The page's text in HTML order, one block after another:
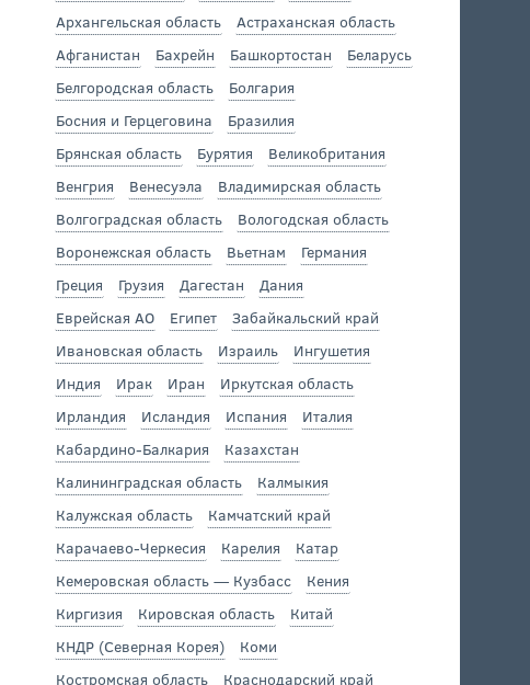
Архангельская область
Астраханская область
Афганистан
Бахрейн Башкортостан
Беларусь
Белгородская область
Болгария
Босния и Герцеговина
Бразилия
Брянская область
Бурятия
Великобритания
Венгрия
Венесуэла
Владимирская область
Волгоградская область
Вологодская область
Воронежская область
Вьетнам
Германия
Греция
Грузия Дагестан
Дания
Еврейская АО
Египет
Забайкальский край
Ивановская область
Израиль
Ингушетия
Индия
Ирак Иран
Иркутская область
Ирландия
Исландия Испания
Италия
Кабардино-Балкария
Казахстан
Калининградская область
Калмыкия
Калужская область
Камчатский край
Карачаево-Черкесия
Карелия
Катар
Кемеровская область — Кузбасс
Кения
Киргизия
Кировская область
Китай
КНДР (Северная Корея)
Коми
Костромская область
Краснодарский край